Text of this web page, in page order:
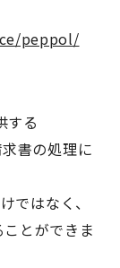
peppol/
る
書の処理に
はなく、
とができま